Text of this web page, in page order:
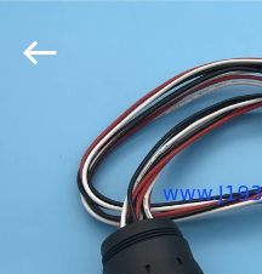
HAUS
PRODUKTE
Rights
Reserved.